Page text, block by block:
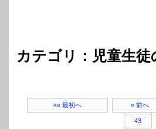
カテゴリ：児童生徒
«« 最初へ « 前へ
43